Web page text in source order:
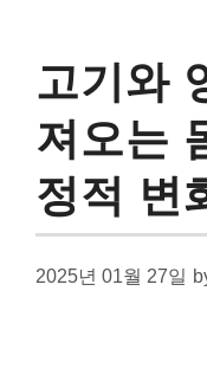
고기와
져오는
정적 변
2025년 01월 27일